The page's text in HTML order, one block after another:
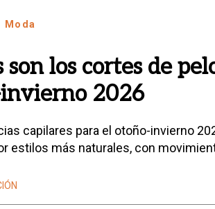
Moda
son los cortes de
2026
capilares para el otoño-invierno
estilos más naturales, con